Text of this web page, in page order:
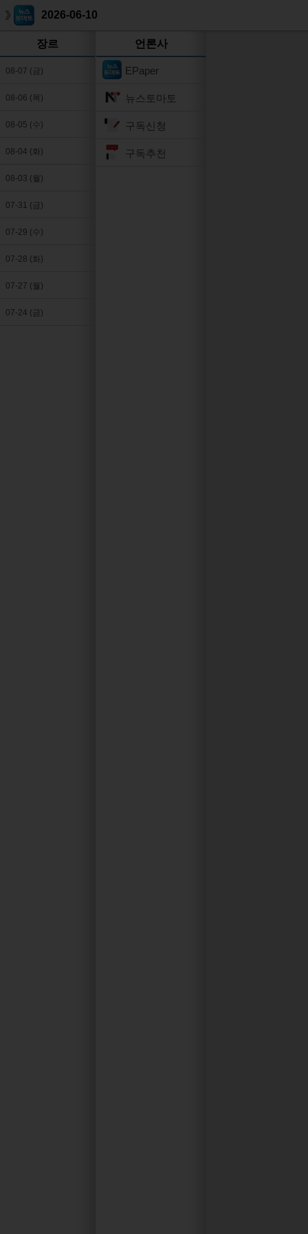
2026-06-10
장르
08-07 (금)
08-06 (목)
08-05 (수)
08-04 (화)
08-03 (월)
07-31 (금)
07-29 (수)
07-28 (화)
07-27 (월)
07-24 (금)
언론사
EPaper
뉴스토마토
구독신청
구독추천